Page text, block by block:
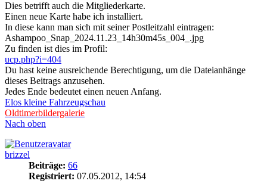
Dies betrifft auch die Mitgliederkarte.
Einen neue Karte habe ich installiert.
In diese kann man sich mit seiner Postleitzahl eintragen:
Ashampoo_Snap_2024.11.23_14h30m45s_004_.jpg
Zu finden ist dies im Profil:
ucp.php?i=404
Du hast keine ausreichende Berechtigung, um die Dateianhänge
dieses Beitrags anzusehen.
Jedes Ende bedeutet einen neuen Anfang.
Elos kleine Fahrzeugschau
Oldtimerbildergalerie
Nach oben
brizzel
Beiträge: 66
Registriert: 07.05.2012, 14:54